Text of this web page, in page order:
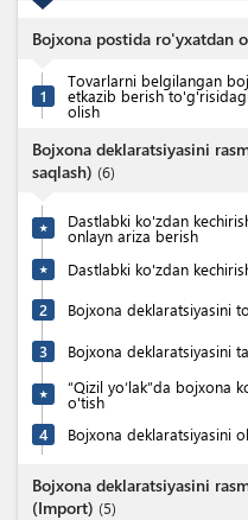
Bojxona postida ro'yxatdan
1
Tovarlarni belgilangan
etkazib berish
olish
Bojxona deklaratsiyasini
saqlash) (6)
★ Dastlabki ko'zdan
onlayn ariza berish
★ Dastlabki ko'zdan
2 Bojxona deklaratsiyasini
3 Bojxona deklaratsiyasini
★ “Qizil yo‘lak”da bojxona
o'tish
4 Bojxona deklaratsiyasini
Bojxona deklaratsiyasini
(Import) (5)